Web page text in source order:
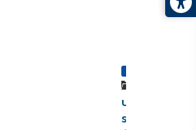
ประกาศ
ราย